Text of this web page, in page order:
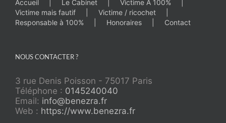
Accueil Le Cabinet
Victime À 100%
Victime mais fautif
Victime / ricochet
Responsable à 100%
Honoraires Contact
NOUS CONTACTER ?
3 rue Denis Poisson - 75017 Paris
Téléphone : 0145240040
Email: info@benezra.fr
Web : https://www.benezra.fr